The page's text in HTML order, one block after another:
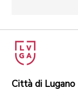
Città di Lugano